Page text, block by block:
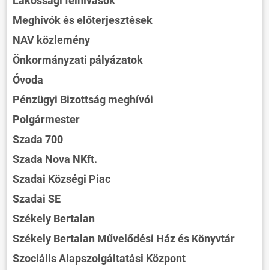
KÖZÖSSÉG
HÍREK
Meghívók és előterjesztések
NAV közlemény
Önkormányzati pályázatok
Óvoda
Pénzügyi Bizottság meghívói
Polgármester
Szada 700
Szada Nova NKft.
Szadai Községi Piac
Szadai SE
Székely Bertalan
Székely Bertalan Művelődési Ház és Könyvtár
Szociális Alapszolgáltatási Központ